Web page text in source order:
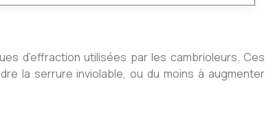
d’effraction utilisées par les cambrioleurs. Ces
la serrure inviolable, ou du moins à augmenter